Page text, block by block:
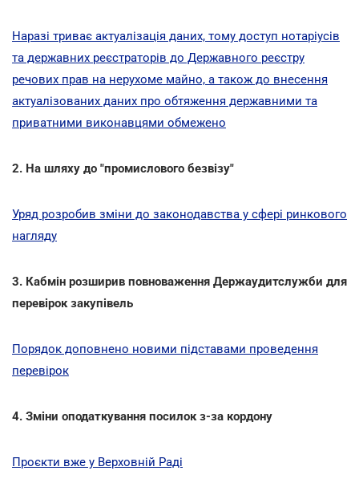
Наразі триває актуалізація даних, тому доступ нотаріусів
та державних реєстраторів до Державного реєстру
речових прав на нерухоме майно, а також до внесення
актуалізованих даних про обтяження державними та
приватними виконавцями обмежено
2. На шляху до "промислового безвізу"
Уряд розробив зміни до законодавства у сфері ринкового
нагляду
3. Кабмін розширив повноваження Держаудитслужби для
перевірок закупівель
Порядок доповнено новими підставами проведення
перевірок
4. Зміни оподаткування посилок з-за кордону
Проєкти вже у Верховній Раді